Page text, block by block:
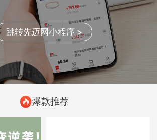
跳转先迈网小程序 >
爆款推荐